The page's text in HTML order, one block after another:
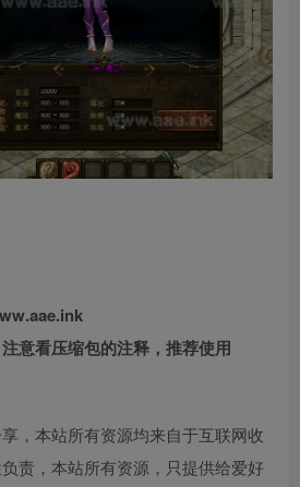
意看压缩包的注释，推荐使用
，本站所有资源均来自于互联网收
责，本站所有资源，只提供给爱好